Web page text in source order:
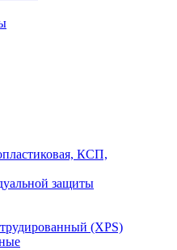
КСП,
защиты
(XPS)